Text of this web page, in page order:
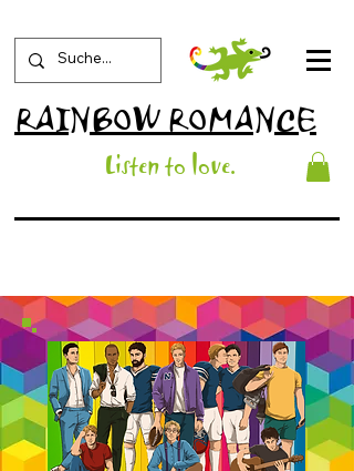
RAINBOW ROMANCE
Listen to love.